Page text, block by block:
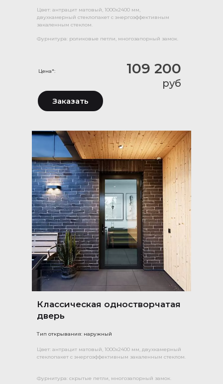
Классическая одностворчатая
дверь
Тип открывания: наружный
Цвет: антрацит матовый, 1000х2400 мм, двухкамерный
стеклопакет с энергоэффективным закаленным стеклом.
Фурнитура: скрытые петли, многозапорный замок.
109 200
руб
Цвет: антрацит матовый, 1000х2400 мм,
двухкамерный стеклопакет с энергоэффективным
закаленным стеклом.
Фурнитура: роликовые петли, многозапорный замок.
Цена*:
Заказать